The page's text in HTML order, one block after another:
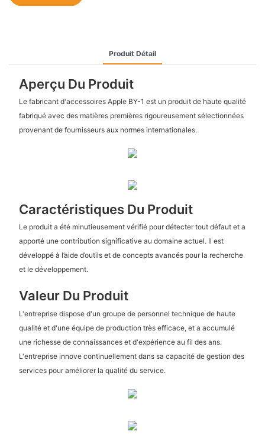
Produit Détail
Aperçu Du Produit
Le fabricant d'accessoires Apple BY-1 est un produit de haute qualité
fabriqué avec des matières premières rigoureusement sélectionnées
provenant de fournisseurs aux normes internationales.
Caractéristiques Du Produit
Le produit a été minutieusement vérifié pour détecter tout défaut et a
apporté une contribution significative au domaine actuel. Il est
développé à l’aide d’outils et de concepts avancés pour la recherche
et le développement.
Valeur Du Produit
L'entreprise dispose d'un groupe de personnel technique de haute
qualité et d'une équipe de production très efficace, et a accumulé
une richesse de connaissances et d'expérience au fil des ans.
L'entreprise innove continuellement dans sa capacité de gestion des
services pour améliorer la qualité du service.